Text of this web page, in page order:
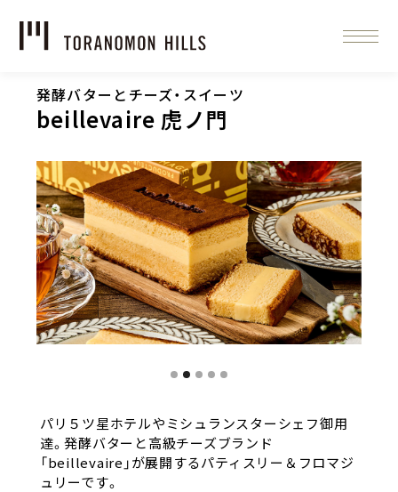
発酵バターとチーズ・スイーツ
beillevaire 虎ノ門
パリ５ツ星ホテルやミシュランスターシェフ御用
達。発酵バターと高級チーズブランド
「beillevaire」が展開するパティスリー＆フロマジ
ュリーです。